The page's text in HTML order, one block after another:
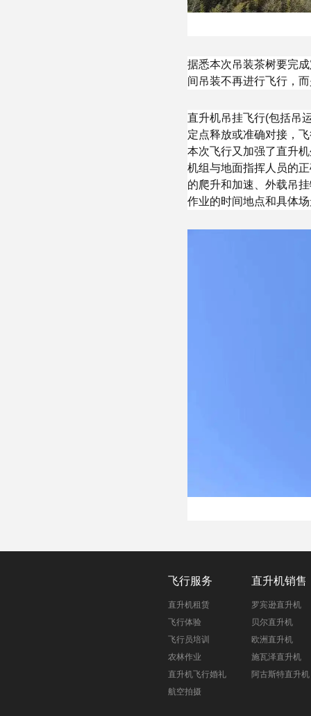
据悉本次吊装茶树要完
间吊装不再进行飞行，
直升机吊挂飞行(包括吊
定点释放或准确对接，
本次飞行又加强了直升
机组与地面指挥人员的
的爬升和加速、外载吊
作业的时间地点和具体
飞行服务
直升机租赁
飞行体验
飞行员培训
农林作业
直升机飞行婚礼
航空拍摄
直升机销售
罗宾逊直升机
贝尔直升机
欧洲直升机
施瓦泽直升机
阿古斯特直升机